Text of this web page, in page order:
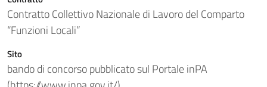
Contratto Collettivo Nazionale di Lavoro del Comparto
“Funzioni Locali”
Sito
bando di concorso pubblicato sul Portale inPA